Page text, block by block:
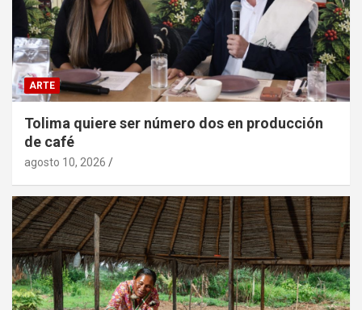
ARTE
Tolima quiere ser número dos en producción
de café
agosto 10, 2026